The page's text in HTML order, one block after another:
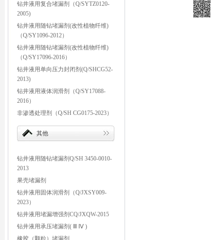
钻井液用复合堵漏剂（Q/SYTZ0120-
2005)
钻井液用随钻堵漏剂(改性植物纤维)
（Q/SY1096-2012）
钻井液用随钻堵漏剂(改性植物纤维)
（Q/SY17096-2016）
钻井液用单向压力封闭剂(Q/SHCG52-
2013)
钻井液用液体润滑剂（Q/SY17088-
2016）
非渗透处理剂（Q/SH CG0175-2023）
其他
钻井液用随钻堵漏剂Q/SH 3450-0010-
2013
果壳堵漏剂
钻井液用固体润滑剂（Q/JXSY009-
2023）
钻井液用堵漏增强剂CQ/JXQW-2015
钻井液用承压堵漏剂( Ⅲ Ⅳ )